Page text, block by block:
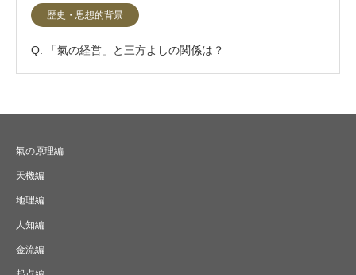
歴史・思想的背景
Q. 「氣の経営」と三方よしの関係は？
氣の原理編
天機編
地理編
人知編
金流編